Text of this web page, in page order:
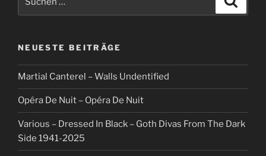
nach:
NEUESTE BEITRÄGE
Martial Canterel – Walls Undentified
Opéra De Nuit – Opéra De Nuit
Various – Dressed In Black – Goth Divas From The Dark
Side 1941-2025